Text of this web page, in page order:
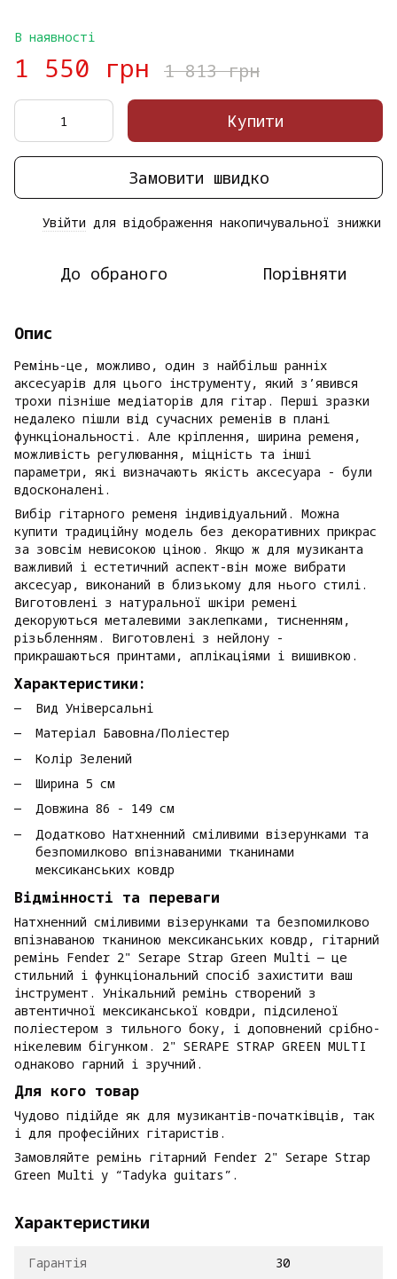
В наявності
1 550 грн 1 813 грн
Купити
Замовити швидко
Увійти для відображення накопичувальної знижки
До обраного Порівняти
Опис
Ремінь-це, можливо, один з найбільш ранніх
аксесуарів для цього інструменту, який з’явився
трохи пізніше медіаторів для гітар. Перші зразки
недалеко пішли від сучасних ременів в плані
функціональності. Але кріплення, ширина ременя,
можливість регулювання, міцність та інші
параметри, які визначають якість аксесуара - були
вдосконалені.
Вибір гітарного ременя індивідуальний. Можна
купити традиційну модель без декоративних прикрас
за зовсім невисокою ціною. Якщо ж для музиканта
важливий і естетичний аспект-він може вибрати
аксесуар, виконаний в близькому для нього стилі.
Виготовлені з натуральної шкіри ремені
декоруються металевими заклепками, тисненням,
різьбленням. Виготовлені з нейлону -
прикрашаються принтами, аплікаціями і вишивкою.
Характеристики:
Вид Універсальні
Матеріал Бавовна/Поліестер
Колір Зелений
Ширина 5 см
Довжина 86 - 149 см
Додатково Натхненний сміливими візерунками та
безпомилково впізнаваними тканинами
мексиканських ковдр
Відмінності та переваги
Натхненний сміливими візерунками та безпомилково
впізнаваною тканиною мексиканських ковдр, гітарний
ремінь Fender 2" Serape Strap Green Multi — це
стильний і функціональний спосіб захистити ваш
інструмент. Унікальний ремінь створений з
автентичної мексиканської ковдри, підсиленої
поліестером з тильного боку, і доповнений срібно-
нікелевим бігунком. 2" SERAPE STRAP GREEN MULTI
однаково гарний і зручний.
Для кого товар
Чудово підійде як для музикантів-початківців, так
і для професійних гітаристів.
Замовляйте ремінь гітарний Fender 2" Serape Strap
Green Multi у “Tadyka guitars”.
Характеристики
Гарантія 30